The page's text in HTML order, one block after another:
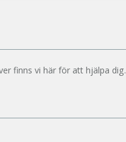
finns vi här för att hjälpa dig.